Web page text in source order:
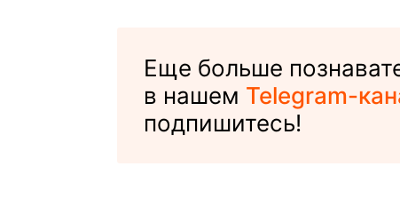
Еще больше
в нашем Telegram-
подпишитесь!